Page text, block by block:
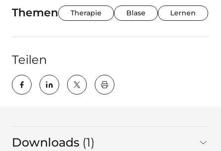
Themen Therapie Blase Lernen
Teilen
key:global.print-this-page
Downloads 1gesamt